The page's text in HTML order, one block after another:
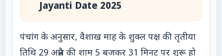
Jayanti Date 2025
पंचांग के अनुसार, वैशाख माह के शुक्ल पक्ष की तृतीया
तिथि 29 अप्रैल की शाम 5 बजकर 31 मिनट पर शुरू हो